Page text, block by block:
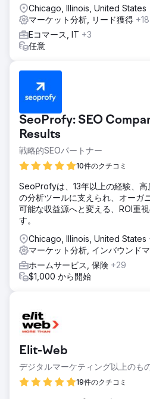
Chicago, Illinois, United States
マーケット分析, リード獲得 +18
Eコマース, IT +3
任意
SeoProfy: SEO
Results
戦略的SEOパートナー
10件のクチコミ
SeoProfyは、13年以上の経験、
の分析ツールに支えられ、オーガ
可能な収益源へと変える、ROI重
す。
Chicago, Illinois, United States
マーケット分析, インバウンド
ホームサービス, 保険 +29
$1,000 から開始
Elit-Web
デジタルマーケティング以上のも
19件のクチコミ